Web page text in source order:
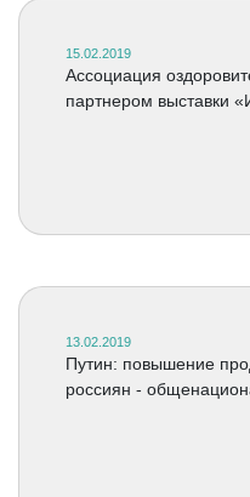
15.02.2019
Ассоциация
партнером выставки
13.02.2019
Путин: повышение
россиян -